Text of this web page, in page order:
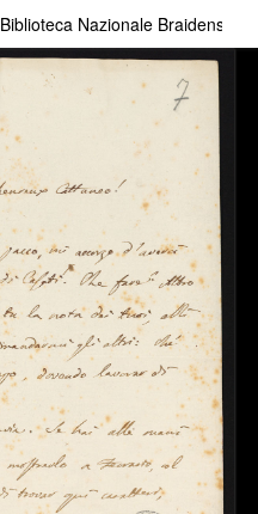
Nazionale Braidense